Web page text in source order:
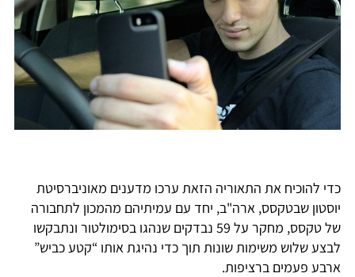
כדי להוכיח את התאוריה הזאת ערכו מדענים מאוניברסיטת
יוסטון שבטקסס, ארה"ב, יחד עם עמיתיהם מהמכון לתחבורה
של טקסס, מחקר על 59 נבדקים שנהגו בסימולטור ונתבקשו
לבצע שלוש משימות שונות תוך כדי נהיגת אותו “קטע כביש”
ארבע פעמים ברציפות.